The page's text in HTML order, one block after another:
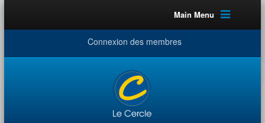
Main Menu
Connexion des membres